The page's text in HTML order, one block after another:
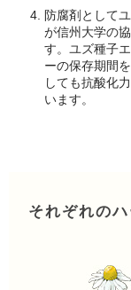
防腐剤として
が信州大学の
す。ユズ種子
ーの保存期間
しても抗酸化
います。
それぞれの